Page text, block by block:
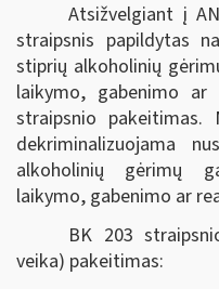
Atsižvelgiant į
straipsnis papildytas
stiprių alkoholinių
laikymo, gabenimo
straipsnio pakeitimas.
dekriminalizuojama
alkoholinių gėrimų
laikymo, gabenimo ar
BK 203
veika) pakeitimas: